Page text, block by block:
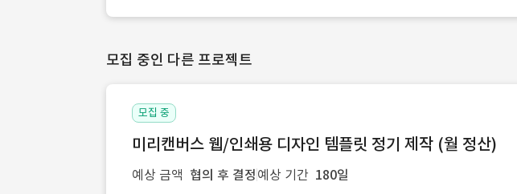
모집 중인 다른 프로젝트
모집 중
미리캔버스 웹/인쇄용 디자인 템플릿 정기 제작 (월 정산)
예상 금액 협의 후 결정 예상 기간 180일